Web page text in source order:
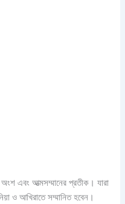
এবং আত্মসম্মানের প্রতীক। যারা
ও আখিরাতে সম্মানিত হবেন।